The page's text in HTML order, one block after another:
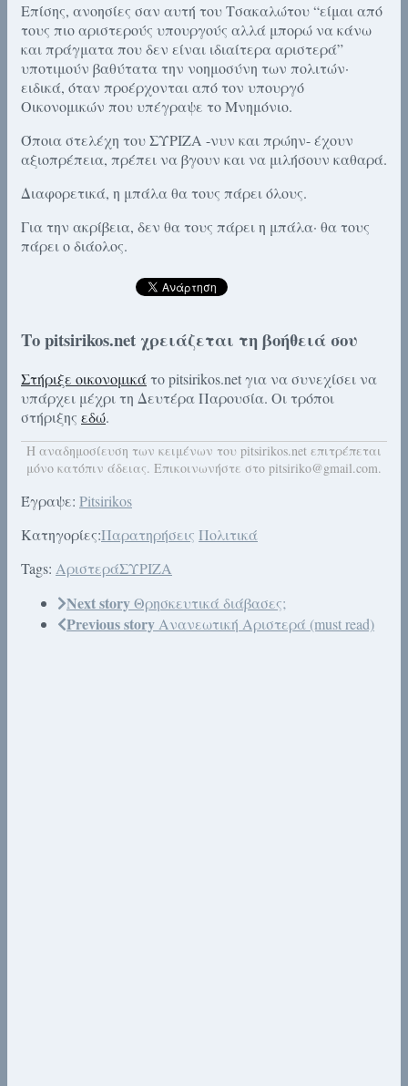
Επίσης, ανοησίες σαν αυτή του Τσακαλώτου “είμαι από
τους πιο αριστερούς υπουργούς αλλά μπορώ να κάνω
και πράγματα που δεν είναι ιδιαίτερα αριστερά”
υποτιμούν βαθύτατα την νοημοσύνη των πολιτών·
ειδικά, όταν προέρχονται από τον υπουργό
Οικονομικών που υπέγραψε το Μνημόνιο.
Όποια στελέχη του ΣΥΡΙΖΑ -νυν και πρώην- έχουν
αξιοπρέπεια, πρέπει να βγουν και να μιλήσουν καθαρά.
Διαφορετικά, η μπάλα θα τους πάρει όλους.
Για την ακρίβεια, δεν θα τους πάρει η μπάλα· θα τους
πάρει ο διάολος.
Το pitsirikos.net χρειάζεται τη βοήθειά σου
Στήριξε οικονομικάτο pitsirikos.net για να συνεχίσει να
υπάρχει μέχρι τη Δευτέρα Παρουσία. Οι τρόποι
στήριξης εδώ.
H αναδημοσίευση των κειμένων του pitsirikos.net επιτρέπεται
μόνο κατόπιν άδειας. Επικοινωνήστε στο pitsiriko@gmail.com.
Έγραψε: Pitsirikos
Κατηγορίες:Παρατηρήσεις Πολιτικά
Tags: ΑριστεράΣΥΡΙΖΑ
Next storyΘρησκευτικά διάβασες;
Previous story Ανανεωτική Αριστερά (must read)